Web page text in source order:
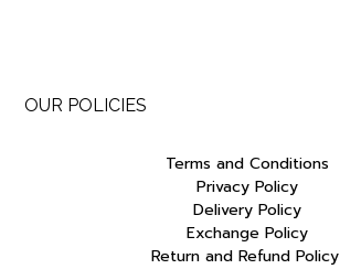
OUR POLICIES
Terms and Conditions
Privacy Policy
Delivery Policy
Exchange Policy
Return and Refund Policy